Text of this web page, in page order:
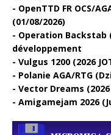
OpenTTD FR OCS/
(01/08/2026)
Operation Backstab
développement
Vulgus 1200 (2026
Polanie AGA/RTG
Vector Dreams
Amigamejam 2026